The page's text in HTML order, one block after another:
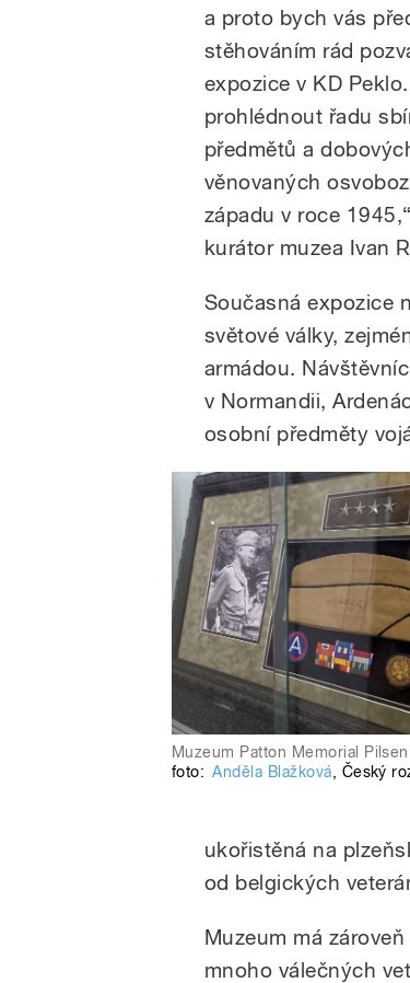
a proto bych vás
stěhováním rád
expozice v KD
prohlédnout řadu
předmětů a
věnovaných
západu v roce
kurátor muzea Ivan
Současná expozice
světové války,
armádou.
v Normandii,
osobní předměty
Muzeum Patton Memorial Pilsen
foto: Anděla Blažková, Český
ukořistěná na
od belgických
Muzeum má
mnoho válečných